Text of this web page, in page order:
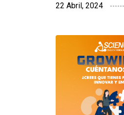
22 Abril, 2024